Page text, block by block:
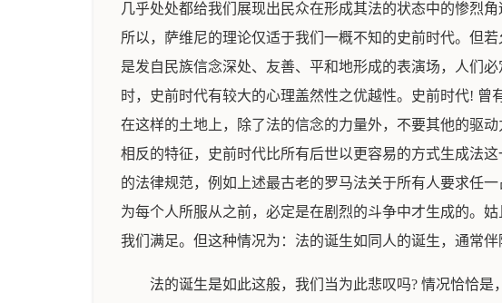
几乎处处都给我们展现出民众在形成其法的状态中的惨烈
所以，萨维尼的理论仅适于我们一概不知的史前时代。但
是发自民族信念深处、友善、平和地形成的表演场，人们
时，史前时代有较大的心理盖然性之优越性。史前时代! 曾
在这样的土地上，除了法的信念的力量外，不要其他的驱
相反的特征，史前时代比所有后世以更容易的方式生成法
的法律规范，例如上述最古老的罗马法关于所有人要求任
为每个人所服从之前，必定是在剧烈的斗争中才生成的。
我们满足。但这种情况为：法的诞生如同人的诞生，通常伴
法的诞生是如此这般，我们当为此悲叹吗? 情况恰恰